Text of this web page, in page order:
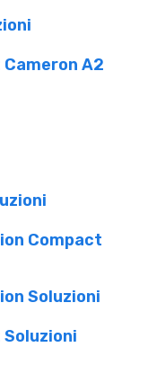
A2
Compact
Soluzioni